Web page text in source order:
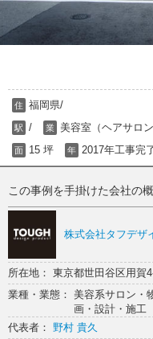
住 福岡県/
駅 / 業 美容室（ヘアサロン
面 15 坪 年 2017年工事完
この事例を手掛けた会社の
株式会社タフデザ
所在地： 東京都世田谷区用
業種・業態： 美容系サロン・
画・設計・施工
代表者： 野村 貴久